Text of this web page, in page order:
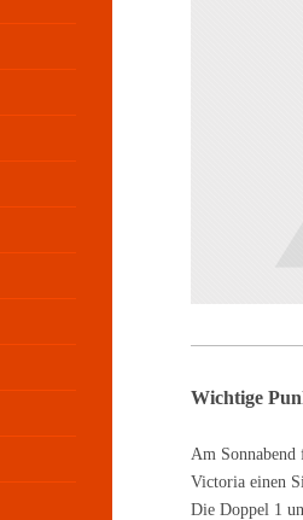
Wichtige
Am Sonnabend
Victoria einen
Die Doppel 1